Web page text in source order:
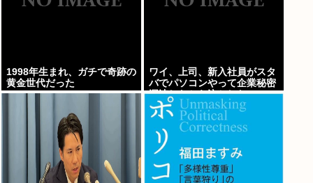
1998年生まれ、ガチで奇跡の
黄金世代だった
ワイ、上司、新入社員がスタ
バでパソコンやって企業秘密
漏洩したから泣かした